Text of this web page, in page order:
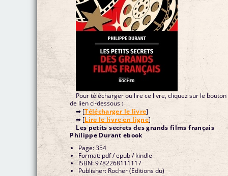
Pour télécharger ou lire ce livre, cliquez sur le bouton
de lien ci-dessous :
➡ [Télécharger le livre]
➡ [Lire le livre en ligne]
Les petits secrets des grands films français
Philippe Durant ebook
Page: 354
Format: pdf / epub / kindle
ISBN: 9782268111117
Publisher: Rocher (Editions du)